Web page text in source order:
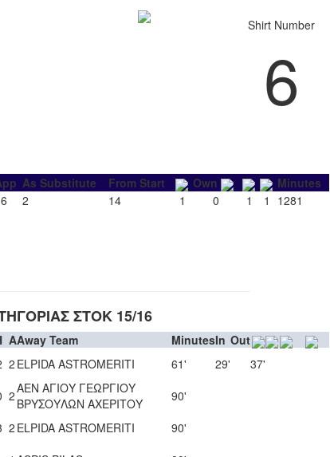
Shirt Number
6
As Substitute From Start Own
Minutes
2 14 1 0 1 1 1281
ΣΤΟΚ 15/16
AAway Team MinutesIn Out
2 ELPIDA ASTROMERITI 61' 29'
37'
2ΑΕΝ ΑΓΙΟΥ ΓΕΩΡΓΙΟΥ
ΒΡΥΣΟΥΛΩΝ ΑΧΕΡΙΤΟΥ
90'
2 ELPIDA ASTROMERITI
90'